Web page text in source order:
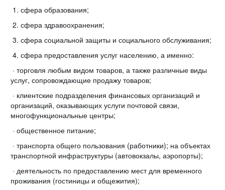
1. сфера образования;
2. сфера здравоохранения;
3. сфера социальной защиты и социального обслуживания;
4. сфера предоставления услуг населению, а именно:
· торговля любым видом товаров, а также различные виды
услуг, сопровождающие продажу товаров;
· клиентские подразделения финансовых организаций и
организаций, оказывающих услуги почтовой связи,
многофункциональные центры;
· общественное питание;
· транспорта общего пользования (работники); на объектах
транспортной инфраструктуры (автовокзалы, аэропорты);
· деятельность по предоставлению мест для временного
проживания (гостиницы и общежития);